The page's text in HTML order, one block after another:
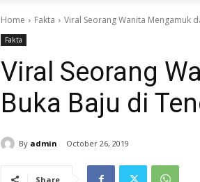
Home Fakta Viral Seorang Wanita Mengamuk
Fakta
Viral Seorang
Buka Baju di
By admin October 26, 2019
Share